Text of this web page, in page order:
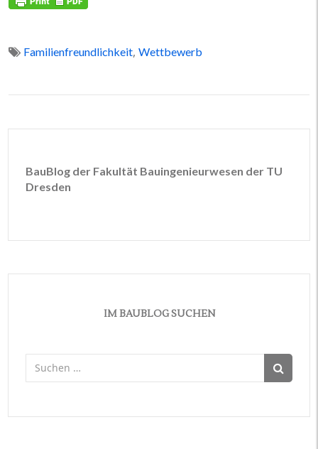
Familienfreundlichkeit, Wettbewerb
BauBlog der Fakultät Bauingenieurwesen der TU
Dresden
IM BAUBLOG SUCHEN
Suchen
nach: